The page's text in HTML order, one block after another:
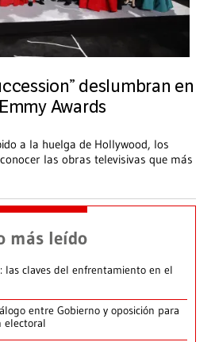
deslumbran en
Awards
a la huelga de Hollywood, los
las obras televisivas que más
más leído
las claves del enfrentamiento en el
entre Gobierno y oposición para
electoral